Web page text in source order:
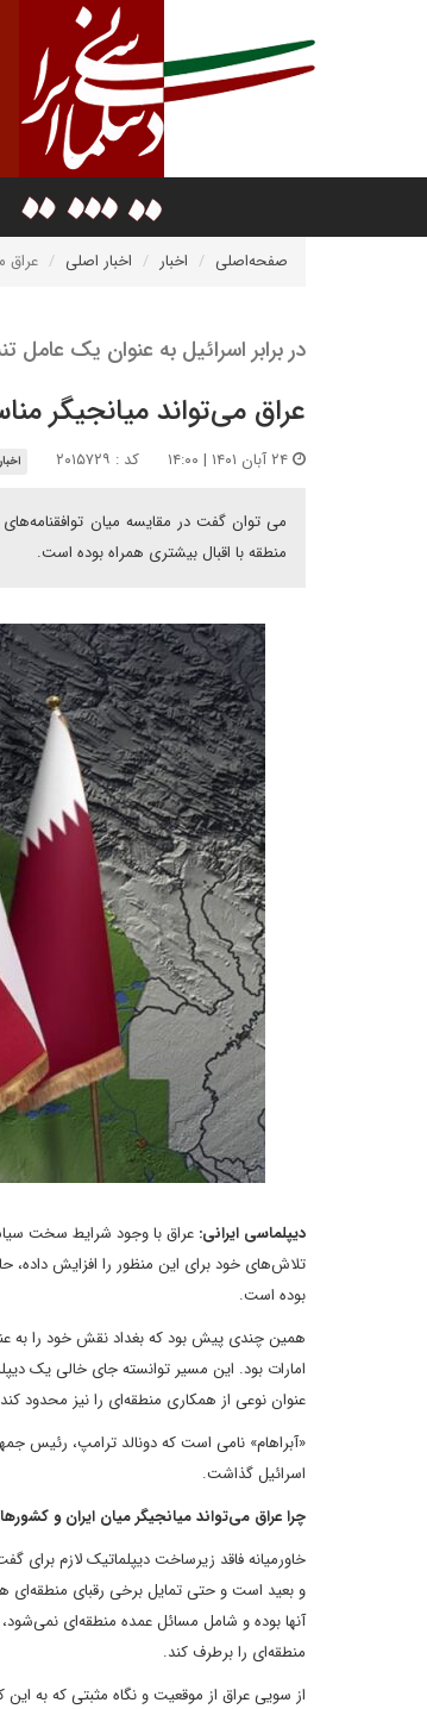
صفحه‌اصلی اخبار اخبار اصلی عراق
در برابر اسرائیل به عنوان یک عامل
عراق می‌تواند میانجیگر
کد : ۲۰۱۵۷۲۹
می توان گفت در مقایسه میان
منطقه با اقبال بیشتری همراه بوده است.
دیپلماسی ایرانی: عراق با وجود شرایط سخت
تلاش‌های خود برای این منظور را افزایش داده،
بوده است.
همین چندی پیش بود که بغداد نقش خود را به
امارات بود. این مسیر توانسته جای خالی یک
عنوان نوعی از همکاری منطقه‌ای را نیز محدود
«آبراهام» نامی است که دونالد ترامپ، رئیس
اسرائیل گذاشت.
چرا عراق می‌تواند میانجیگر میان ایران و
خاورمیانه فاقد زیرساخت دیپلماتیک لازم
و بعید است و حتی تمایل برخی رقبای منطقه‌ای
آنها بوده و شامل مسائل عمده منطقه‌ای
منطقه‌ای را برطرف کند.
از سویی عراق از موقعیت و نگاه مثبتی که به